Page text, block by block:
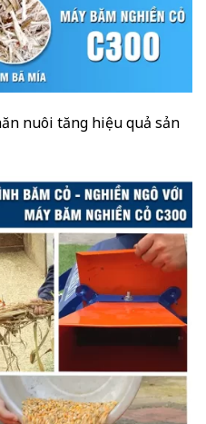
nuôi tăng hiệu quả sản